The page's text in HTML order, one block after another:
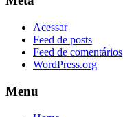
Acessar
Feed de posts
Feed de comentários
WordPress.org
Menu